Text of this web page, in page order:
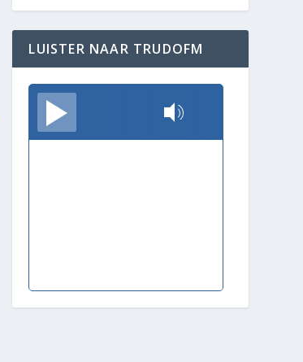
LUISTER NAAR TRUDOFM
TrudoFM